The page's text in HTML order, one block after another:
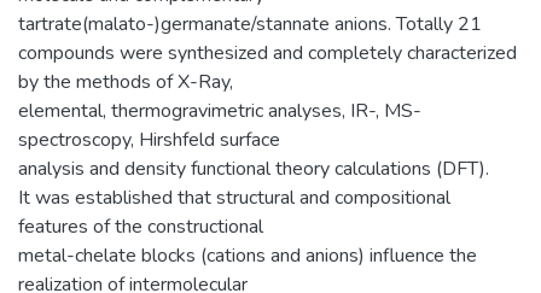
tartrate(malato-)germanate/stannate anions. Totally 21
compounds were synthesized and completely characterized
by the methods of X-Ray,
elemental, thermogravimetric analyses, IR-, MS-
spectroscopy, Hirshfeld surface
analysis and density functional theory calculations (DFT).
It was established that structural and compositional
features of the constructional
metal-chelate blocks (cations and anions) influence the
realization of intermolecular